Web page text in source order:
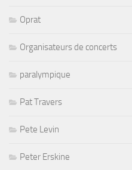
Oprat
Organisateurs de concerts
paralympique
Pat Travers
Pete Levin
Peter Erskine